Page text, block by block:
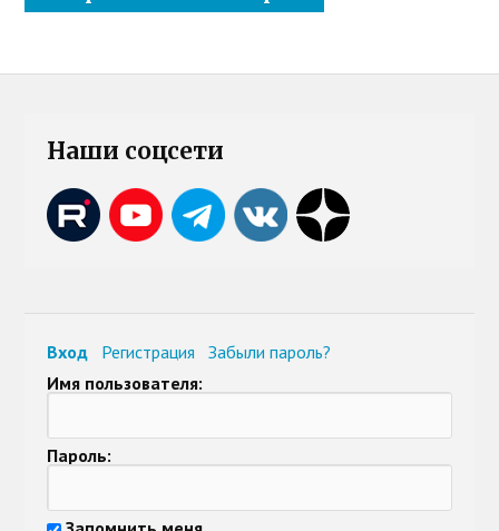
Наши соцсети
Вход Регистрация
Забыли пароль?
Имя пользователя:
Пароль: